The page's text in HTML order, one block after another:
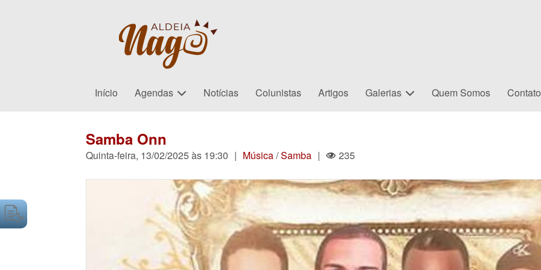
Início Agendas Notícias Colunistas Artigos Galerias Quem Somos Contato
Samba Onn
Quinta-feira, 13/02/2025 às 19:30 | Música/Samba | 235